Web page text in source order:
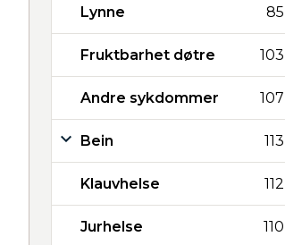
Lynne 85
Fruktbarhet døtre 103
Andre sykdommer 107
Bein 113
Klauvhelse 112
Jurhelse 110